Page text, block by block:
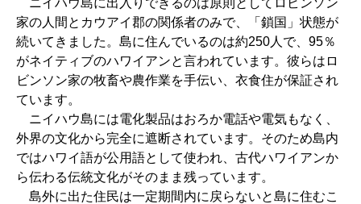
家の人間とカウアイ郡の関係者のみで、「鎖国」状態が
続いてきました。島に住んでいるのは約250人で、95％
がネイティブのハワイアンと言われています。彼らはロ
ビンソン家の牧畜や農作業を手伝い、衣食住が保証され
ています。
ニイハウ島には電化製品はおろか電話や電気もなく、
外界の文化から完全に遮断されています。そのため島内
ではハワイ語が公用語として使われ、古代ハワイアンか
ら伝わる伝統文化がそのまま残っています。
島外に出た住民は一定期間内に戻らないと島に住むこ